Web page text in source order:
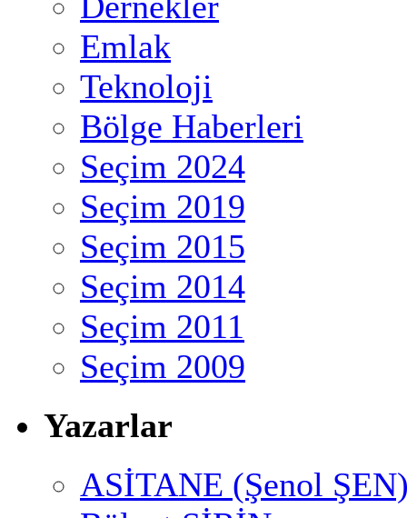
Emlak
Teknoloji
Bölge Haberleri
Seçim 2024
Seçim 2019
Seçim 2015
Seçim 2014
Seçim 2011
Seçim 2009
Yazarlar
ASİTANE (Şenol